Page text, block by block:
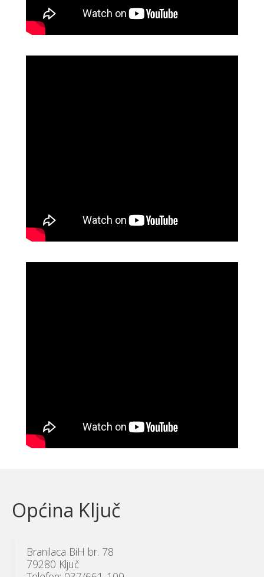
Općina Ključ
Branilaca BiH br. 78
79280 Ključ